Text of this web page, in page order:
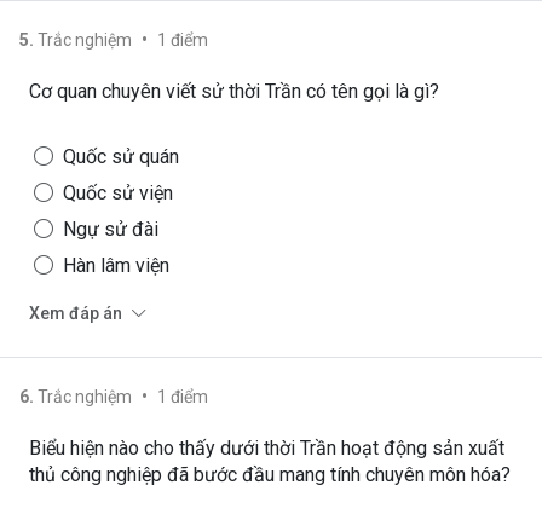
5. Trắc nghiệm • 1 điểm
Cơ quan chuyên viết sử thời Trần có tên gọi là gì?
Quốc sử quán
Quốc sử viện
Ngự sử đài
Hàn lâm viện
Xem đáp án
6. Trắc nghiệm • 1 điểm
Biểu hiện nào cho thấy dưới thời Trần hoạt động sản xuất
thủ công nghiệp đã bước đầu mang tính chuyên môn hóa?